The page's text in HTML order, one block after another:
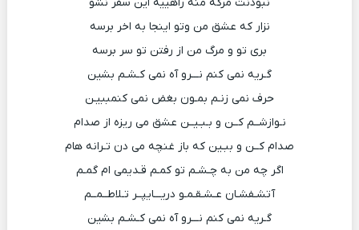
نزار که عشق من وتو اینجا به اخر برسه
بری تو و مرگ من از رفتن تو سر برسه
گـریه نمی کنم نـــرو آه نمی کـشـم بشین
حرف نمی زنـم بمـون بغض نمی کنمببیـن
نـوازشــم کــن و بـبـیــن عشق می ریزه از صدام
صدام کــن و ببـین که باز غنچه می دن تـرانه هام
اگر چه من به چـشـم تو کمـم قـدیمی ام گمـم
آتشـفشـان عـشـقـمـو دریـــایپــر تـلاطــمــم
گـریه نمی کنم نـــرو آه نمی کـشـم بشین